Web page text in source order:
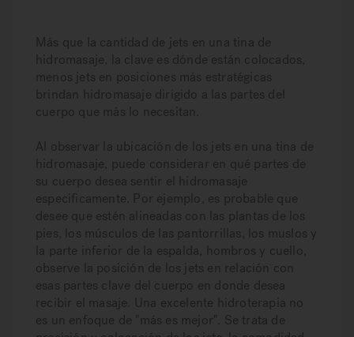
Más que la cantidad de jets en una tina de
hidromasaje, la clave es dónde están colocados,
menos jets en posiciones más estratégicas
brindan hidromasaje dirigido a las partes del
cuerpo que más lo necesitan.
Al observar la ubicación de los jets en una tina de
hidromasaje, puede considerar en qué partes de
su cuerpo desea sentir el hidromasaje
especificamente. Por ejemplo, es probable que
desee que estén alineadas con las plantas de los
pies, los músculos de las pantorrillas, los muslos y
la parte inferior de la espalda, hombros y cuello,
observe la posición de los jets en relación con
esas partes clave del cuerpo en donde desea
recibir el masaje. Una excelente hidroterapia no
es un enfoque de "más es mejor". Se trata de